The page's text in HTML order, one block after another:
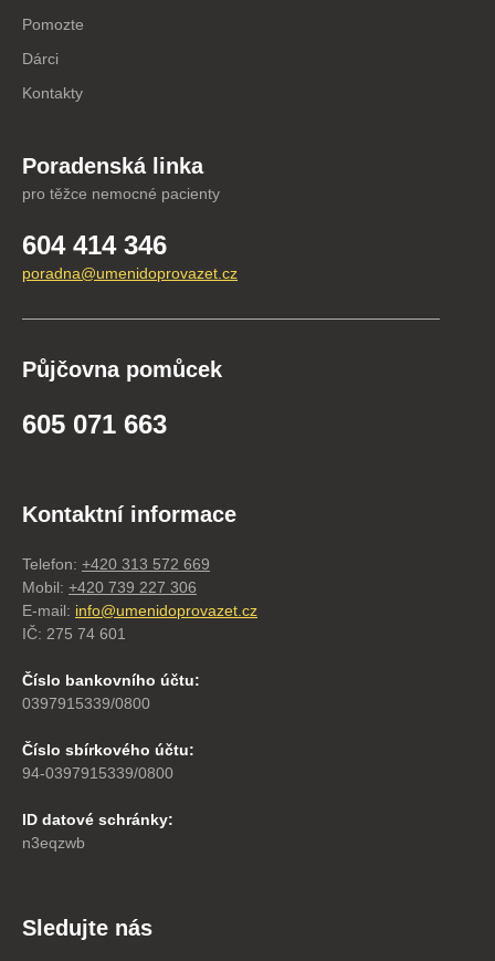
Pomozte
Dárci
Kontakty
Poradenská linka
pro těžce nemocné pacienty
604 414 346
poradna@umenidoprovazet.cz
Půjčovna pomůcek
605 071 663
Kontaktní informace
Telefon: +420 313 572 669
Mobil: +420 739 227 306
E-mail: info@umenidoprovazet.cz
IČ: 275 74 601
Číslo bankovního účtu:
0397915339/0800
Číslo sbírkového účtu:
94-0397915339/0800
ID datové schránky:
n3eqzwb
Sledujte nás